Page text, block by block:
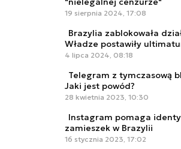
19 sierpnia 2024, 17:08
Brazylia zablokowała
Władze postawiły
4 lipca 2024, 08:18
Telegram z tymczasową
Jaki jest powód?
28 kwietnia 2023, 10:30
Instagram pomaga
zamieszek w Brazylii
16 stycznia 2023, 17:02